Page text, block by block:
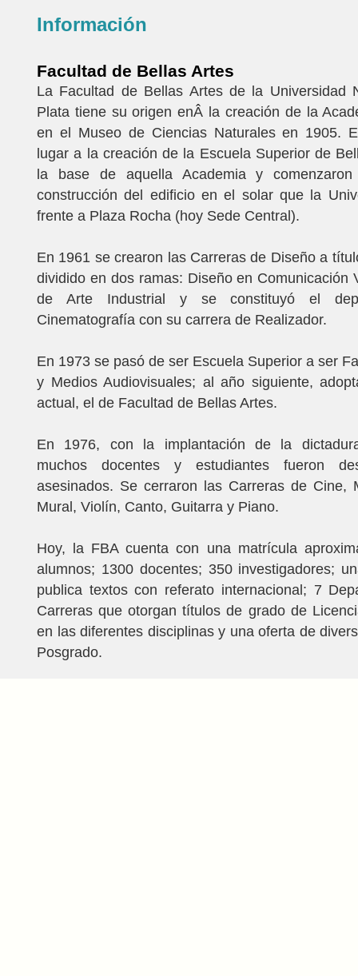
Información
Facultad de Bellas Artes
La Facultad de Bellas Artes de la Universidad
Plata tiene su origen enÂ la creación de la
en el Museo de Ciencias Naturales en 1905.
lugar a la creación de la Escuela Superior de
la base de aquella Academia y
construcción del edificio en el solar que la
frente a Plaza Rocha (hoy Sede Central).
En 1961 se crearon las Carreras de Diseño a
dividido en dos ramas: Diseño en Comunicación
de Arte Industrial y se constituyó el
Cinematografía con su carrera de Realizador.
En 1973 se pasó de ser Escuela Superior a ser
y Medios Audiovisuales; al año siguiente,
actual, el de Facultad de Bellas Artes.
En 1976, con la implantación de la
muchos docentes y estudiantes fueron
asesinados. Se cerraron las Carreras de Cine,
Mural, Violín, Canto, Guitarra y Piano.
Hoy, la FBA cuenta con una matrícula
alumnos; 1300 docentes; 350 investigadores;
publica textos con referato internacional; 7
Carreras que otorgan títulos de grado de
en las diferentes disciplinas y una oferta de
Posgrado.